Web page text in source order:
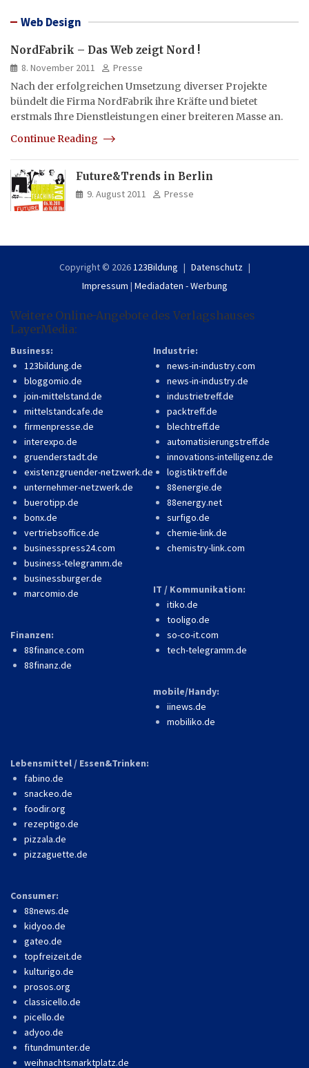
Web Design
NordFabrik – Das Web zeigt Nord !
8. November 2011
Presse
Nach der erfolgreichen Umsetzung diverser Projekte
bündelt die Firma NordFabrik ihre Kräfte und bietet
erstmals Ihre Dienstleistungen einer breiteren Masse an.
Continue Reading
Future&Trends in Berlin
9. August 2011 Presse
Copyright © 2026123Bildung
Datenschutz
Impressum | Mediadaten - Werbung
Weitere Online-Angebote des Verlagshauses
LayerMedia:
Business:
123bildung.de
bloggomio.de
join-mittelstand.de
mittelstandcafe.de
firmenpresse.de
interexpo.de
gruenderstadt.de
existenzgruender-netzwerk.de
unternehmer-netzwerk.de
buerotipp.de
bonx.de
vertriebsoffice.de
businesspress24.com
business-telegramm.de
businessburger.de
marcomio.de
Finanzen:
88finance.com
88finanz.de
Industrie:
news-in-industry.com
news-in-industry.de
industrietreff.de
packtreff.de
blechtreff.de
automatisierungstreff.de
innovations-intelligenz.de
logistiktreff.de
88energie.de
88energy.net
surfigo.de
chemie-link.de
chemistry-link.com
IT / Kommunikation:
itiko.de
tooligo.de
so-co-it.com
tech-telegramm.de
mobile/Handy:
iinews.de
mobiliko.de
Lebensmittel / Essen&Trinken:
fabino.de
snackeo.de
foodir.org
rezeptigo.de
pizzala.de
pizzaguette.de
Consumer:
88news.de
kidyoo.de
gateo.de
topfreizeit.de
kulturigo.de
prosos.org
classicello.de
picello.de
adyoo.de
fitundmunter.de
weihnachtsmarktplatz.de